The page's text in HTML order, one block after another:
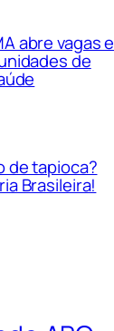
abre vagas e
de
de tapioca?
Brasileira!